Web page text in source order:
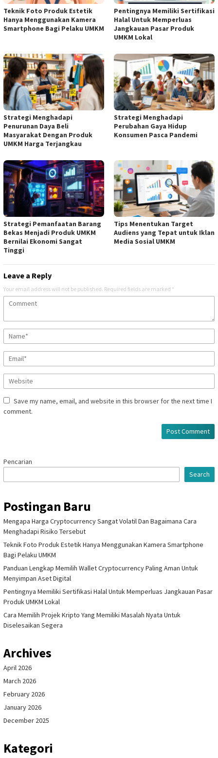
Teknik Foto Produk Estetik
Hanya Menggunakan Kamera
Smartphone Bagi Pelaku UMKM
Pentingnya Memiliki Sertifikasi
Halal Untuk Memperluas
Jangkauan Pasar Produk
UMKM Lokal
Strategi Menghadapi
Penurunan Daya Beli
Masyarakat Dengan Produk
UMKM Harga Terjangkau
Strategi Menghadapi
Perubahan Gaya Hidup
Konsumen Pasca Pandemi
Strategi Pemanfaatan Barang
Bekas Menjadi Produk UMKM
Bernilai Ekonomi Sangat
Tinggi
Tips Menentukan Target
Audiens yang Tepat untuk Iklan
Media Sosial UMKM
Leave a Reply
Your email address will not be published. Required fields are marked *
Save my name, email, and website in this browser for the next time I
comment.
Pencarian
Search
Postingan Baru
Mengapa Harga Cryptocurrency Sangat Volatil Dan Bagaimana Cara
Menghadapi Risiko Tersebut
Teknik Foto Produk Estetik Hanya Menggunakan Kamera Smartphone
Bagi Pelaku UMKM
Panduan Lengkap Memilih Wallet Cryptocurrency Paling Aman Untuk
Menyimpan Aset Digital
Pentingnya Memiliki Sertifikasi Halal Untuk Memperluas Jangkauan Pasar
Produk UMKM Lokal
Cara Memilih Projek Kripto Yang Memiliki Masalah Nyata Untuk
Diselesaikan Segera
Archives
April 2026
March 2026
February 2026
January 2026
December 2025
Kategori